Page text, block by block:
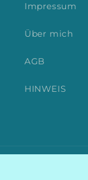
Impressum
Über mich
AGB
HINWEIS